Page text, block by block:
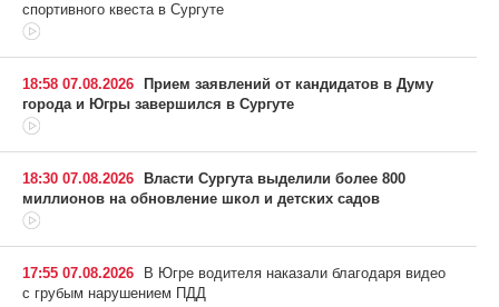
спортивного квеста в Сургуте
18:58 07.08.2026
Прием заявлений от кандидатов в Думу
города и Югры завершился в Сургуте
18:30 07.08.2026
Власти Сургута выделили более 800
миллионов на обновление школ и детских садов
17:55 07.08.2026
В Югре водителя наказали благодаря видео
с грубым нарушением ПДД